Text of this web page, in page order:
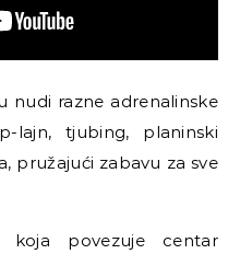
nudi razne adrenalinske
lajn, tjubing, planinski
pružajući zabavu za sve
koja povezuje centar